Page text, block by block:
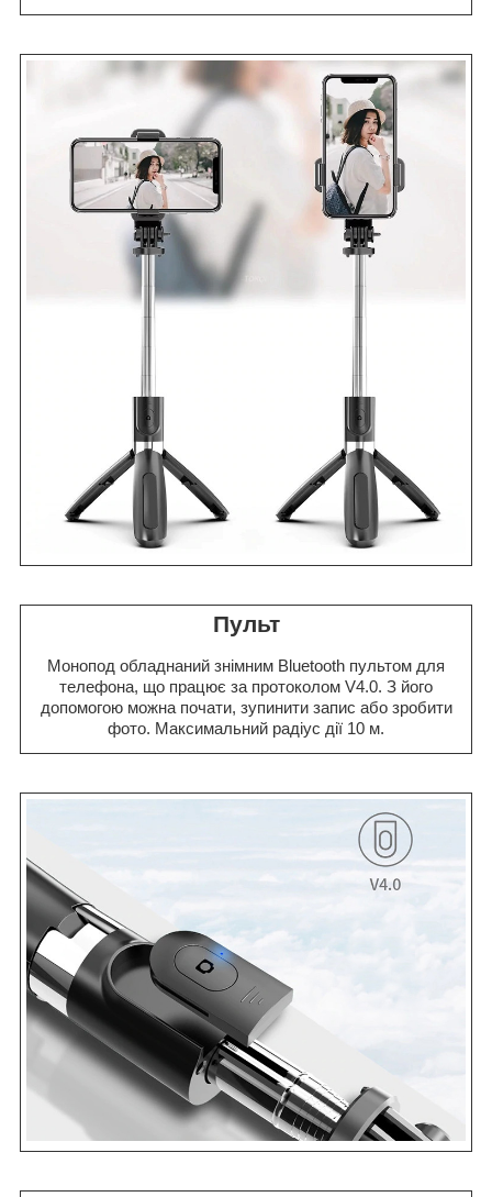
Пульт
Монопод обладнаний знімним Bluetooth пультом для
телефона, що працює за протоколом V4.0. З його
допомогою можна почати, зупинити запис або зробити
фото. Максимальний радіус дії 10 м.